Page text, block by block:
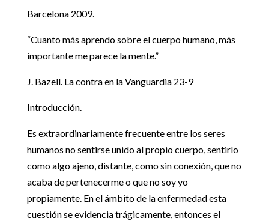
Barcelona 2009.
“Cuanto más aprendo sobre el cuerpo humano, más
importante me parece la mente.”
J. Bazell. La contra en la Vanguardia 23-9
Introducción.
Es extraordinariamente frecuente entre los seres
humanos no sentirse unido al propio cuerpo, sentirlo
como algo ajeno, distante, como sin conexión, que no
acaba de pertenecerme o que no soy yo
propiamente. En el ámbito de la enfermedad esta
cuestión se evidencia trágicamente, entonces el